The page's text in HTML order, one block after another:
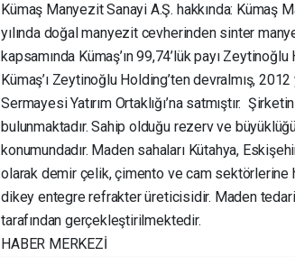
Kümaş Manyezit Sanayi A.Ş. hakkında: Kümaş
yılında doğal manyezit cevherinden sinter
kapsamında Kümaş’ın 99,74’lük payı
Kümaş’ı Zeytinoğlu Holding’ten devralmış,
Sermayesi Yatırım Ortaklığı’na satmıştır.
bulunmaktadır. Sahip olduğu rezerv ve
konumundadır. Maden sahaları Kütahya,
olarak demir çelik, çimento ve cam sektörlerine
dikey entegre refrakter üreticisidir. Maden
tarafından gerçekleştirilmektedir.
HABER MERKEZİ